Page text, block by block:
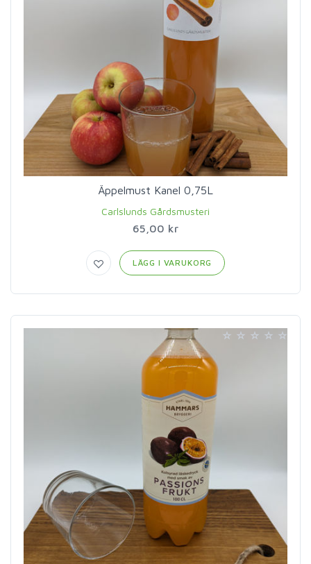
Äppelmust Kanel 0,75L
Carlslunds Gårdsmusteri
65,00 kr
LÄGG I VARUKORG